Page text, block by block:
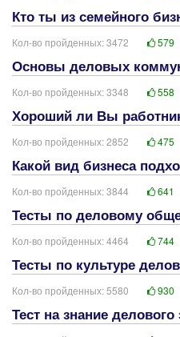
Кто ты из семейного
Кол-во пройденных: 3472 579
Основы деловых
Кол-во пройденных: 3348 558
Хороший ли Вы
Кол-во пройденных: 2852 475
Какой вид бизнеса
Кол-во пройденных: 3844 641
Тесты по деловому
Кол-во пройденных: 4464 744
Тесты по культуре
Кол-во пройденных: 5580 930
Тест на знание делового